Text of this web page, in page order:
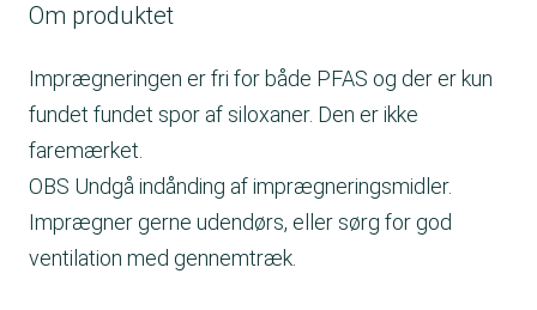
Om produktet
Imprægneringen er fri for både PFAS og der er kun
fundet fundet spor af siloxaner. Den er ikke
faremærket.
OBS Undgå indånding af imprægneringsmidler.
Imprægner gerne udendørs, eller sørg for god
ventilation med gennemtræk.